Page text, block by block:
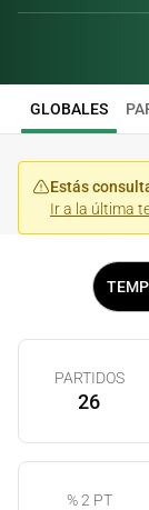
GLOBALES
Estás
Ir a la última
PARTIDOS
26
% 2 PT